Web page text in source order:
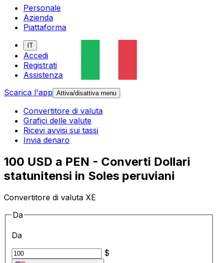
Personale
Azienda
Piattaforma
IT
Accedi
Registrati
Assistenza
Scarica l'app Attiva/disattiva menu
Convertitore di valuta
Grafici delle valute
Ricevi avvisi sui tassi
Invia denaro
100 USD a PEN - Converti Dollari
statunitensi in Soles peruviani
Convertitore di valuta XE
Da
Da
$